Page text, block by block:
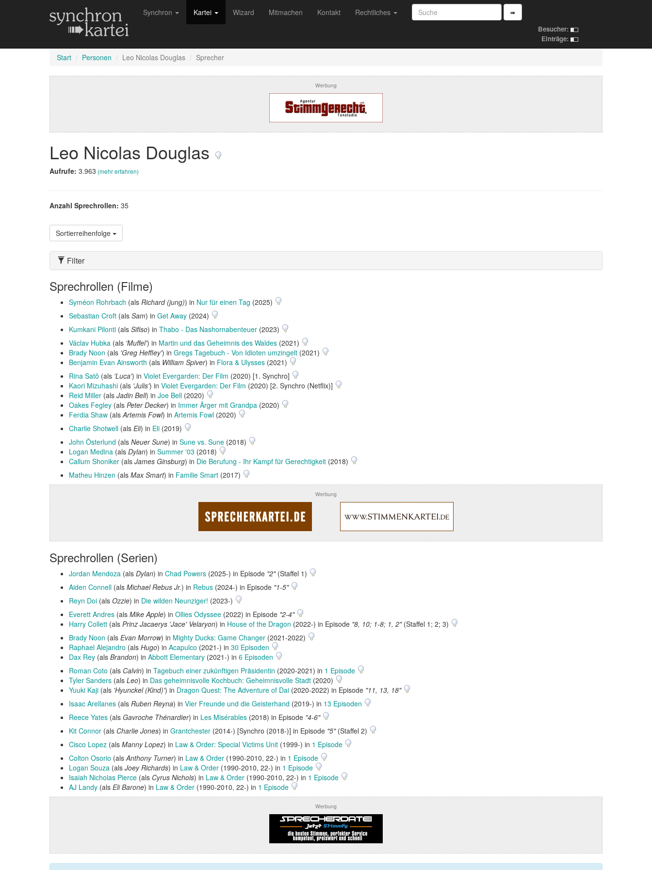
Synchron Kartei Wizard Mitmachen Kontakt Rechtliches ➠
Besucher:
Einträge:
Start Personen Leo Nicolas Douglas Sprecher
Werbung
Leo Nicolas Douglas
Aufrufe: 3.963 (mehr erfahren)
Anzahl Sprechrollen: 35
Sortierreihenfolge
Filter
Sprechrollen (Filme)
Syméon Rohrbach (als Richard (jung)) in Nur für einen Tag (2025)
Sebastian Croft (als Sam) in Get Away (2024)
Kumkani Pilonti (als Sifiso) in Thabo - Das Nashornabenteuer (2023)
Václav Hubka (als 'Muffel') in Martin und das Geheimnis des Waldes (2021)
Brady Noon (als 'Greg Heffley') in Gregs Tagebuch - Von Idioten umzingelt (2021)
Benjamin Evan Ainsworth (als William Spiver) in Flora & Ulysses (2021)
Rina Satô (als 'Luca') in Violet Evergarden: Der Film (2020) [1. Synchro]
Kaori Mizuhashi (als 'Julis') in Violet Evergarden: Der Film (2020) [2. Synchro (Netflix)]
Reid Miller (als Jadin Bell) in Joe Bell (2020)
Oakes Fegley (als Peter Decker) in Immer Ärger mit Grandpa (2020)
Ferdia Shaw (alsArtemis Fowl) in Artemis Fowl (2020)
Charlie Shotwell (als Eli) in Eli (2019)
John Österlund (als Neuer Sune) in Sune vs. Sune (2018)
Logan Medina (als Dylan) in Summer '03 (2018)
Callum Shoniker (als James Ginsburg) in Die Berufung - Ihr Kampf für Gerechtigkeit (2018)
Matheu Hinzen (als Max Smart) in Familie Smart (2017)
Werbung
Sprechrollen (Serien)
Jordan Mendoza (als Dylan) in Chad Powers (2025-) in Episode "2"(Staffel 1)
Aiden Connell (als Michael Rebus Jr.) in Rebus (2024-) in Episode "1-5"
Reyn Doi (als Ozzie) in Die wilden Neunziger! (2023-)
Everett Andres (als Mike Apple) in Ollies Odyssee (2022) in Episode "2-4"
Harry Collett (als Prinz Jacaerys 'Jace' Velaryon) in House of the Dragon (2022-) in Episode "8, 10; 1-8; 1, 2"(Staffel 1; 2; 3)
Brady Noon (als Evan Morrow) in Mighty Ducks: Game Changer (2021-2022)
Raphael Alejandro (als Hugo) in Acapulco (2021-) in 30 Episoden
Dax Rey (als Brandon) in Abbott Elementary (2021-) in 6 Episoden
Roman Coto (als Calvin) in Tagebuch einer zukünftigen Präsidentin (2020-2021) in 1 Episode
Tyler Sanders (als Leo) in Das geheimnisvolle Kochbuch: Geheimnisvolle Stadt (2020)
Yuuki Kaji (als 'Hyunckel (Kind)') in Dragon Quest: The Adventure of Dai (2020-2022) in Episode "11, 13, 18"
Isaac Arellanes (als Ruben Reyna) in Vier Freunde und die Geisterhand (2019-) in 13 Episoden
Reece Yates (als Gavroche Thénardier) in Les Misérables (2018) in Episode "4-6"
Kit Connor (als Charlie Jones) in Grantchester (2014-) [Synchro (2018-)] in Episode "5"(Staffel 2)
Cisco Lopez (als Manny Lopez) in Law & Order: Special Victims Unit (1999-) in 1 Episode
Colton Osorio (alsAnthony Turner) in Law & Order (1990-2010, 22-) in 1 Episode
Logan Souza (als Joey Richards) in Law & Order (1990-2010, 22-) in 1 Episode
Isaiah Nicholas Pierce (als Cyrus Nichols) in Law & Order (1990-2010, 22-) in 1 Episode
AJ Landy (als Eli Barone) in Law & Order (1990-2010, 22-) in 1 Episode
Werbung